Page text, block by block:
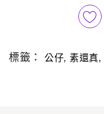
標籤： 公仔, 素還真,